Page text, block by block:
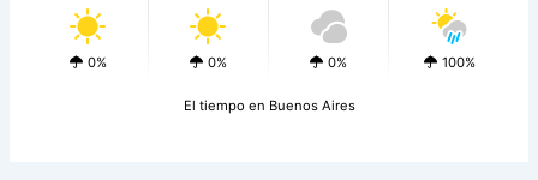
0% 0% 0% 100%
El tiempo en Buenos Aires